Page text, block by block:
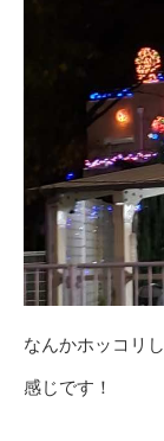
なんかホッコリ
感じです！